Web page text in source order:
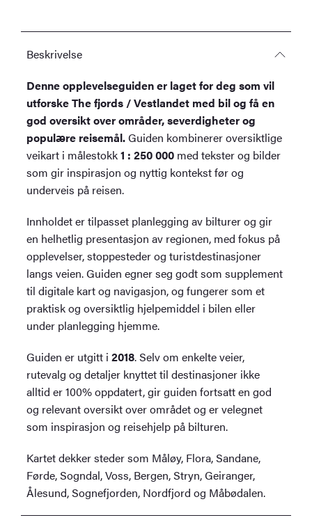
Beskrivelse
Denne opplevelseguiden er laget for deg som vil
utforske The fjords / Vestlandet med bil og få en
god oversikt over områder, severdigheter og
populære reisemål.Guiden kombinerer oversiktlige
veikart i målestokk1 : 250 000 med tekster og bilder
som gir inspirasjon og nyttig kontekst før og
underveis på reisen.
Innholdet er tilpasset planlegging av bilturer og gir
en helhetlig presentasjon av regionen, med fokus på
opplevelser, stoppesteder og turistdestinasjoner
langs veien. Guiden egner seg godt som supplement
til digitale kart og navigasjon, og fungerer som et
praktisk og oversiktlig hjelpemiddel i bilen eller
under planlegging hjemme.
Guiden er utgitt i2018. Selv om enkelte veier,
rutevalg og detaljer knyttet til destinasjoner ikke
alltid er 100% oppdatert, gir guiden fortsatt en god
og relevant oversikt over området og er velegnet
som inspirasjon og reisehjelp på bilturen.
Kartet dekker steder som Måløy, Flora, Sandane,
Førde, Sogndal, Voss, Bergen, Stryn, Geiranger,
Ålesund, Sognefjorden, Nordfjord og Måbødalen.